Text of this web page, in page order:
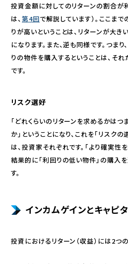
投資金額に対してのリターンの割合が
は、第4回で解説しています）。ここま
りが高いということは、リターンが大き
になります。また、逆も同様です。つま
りの物件を購入するということは、そ
です。
リスク選好
「どれくらいのリターンを求めるかはつ
か」ということになり、これを「リスク
は、投資家それぞれです。「より確実性
結果的に「利回りの低い物件」の購入
す。
インカムゲインとキャピ
投資におけるリターン（収益）には2つ